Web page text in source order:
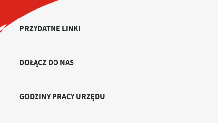
PRZYDATNE LINKI
DOŁĄCZ DO NAS
GODZINY PRACY URZĘDU